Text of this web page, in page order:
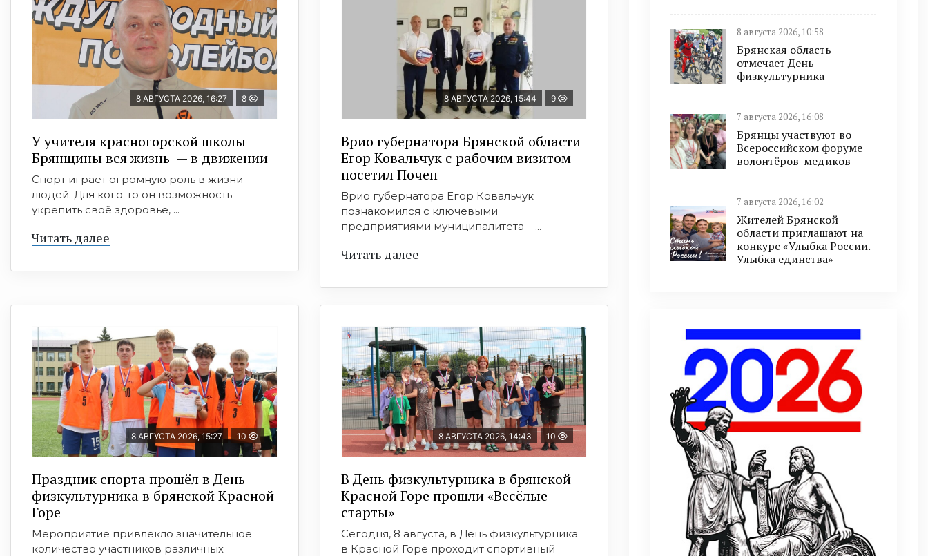
8 АВГУСТА 2026, 16:27 8
У учителя красногорской школы
Брянщины вся жизнь — в движении
Спорт играет огромную роль в жизни
людей. Для кого-то он возможность
укрепить своё здоровье, ...
Читать далее
8 АВГУСТА 2026, 15:44 9
Врио губернатора Брянской области
Егор Ковальчук с рабочим визитом
посетил Почеп
Врио губернатора Егор Ковальчук
познакомился с ключевыми
предприятиями муниципалитета – ...
Читать далее
8 АВГУСТА 2026, 15:27 10
Праздник спорта прошёл в День
физкультурника в брянской Красной
Горе
Мероприятие привлекло значительное
количество участников различных
8 АВГУСТА 2026, 14:43 10
В День физкультурника в брянской
Красной Горе прошли «Весёлые
старты»
Сегодня, 8 августа, в День физкультурника
в Красной Горе проходит спортивный
8 августа 2026, 10:58
Брянская область
отмечает День
физкультурника
7 августа 2026, 16:08
Брянцы участвуют во
Всероссийском форуме
волонтёров-медиков
7 августа 2026, 16:02
Жителей Брянской
области приглашают на
конкурс «Улыбка России.
Улыбка единства»